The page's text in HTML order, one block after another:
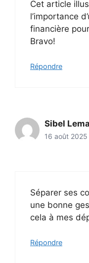
Cet article
l’importance
financière
Bravo!
Répondre
Sibel
16 août
Séparer ses
une bonne
cela à mes
Répondre